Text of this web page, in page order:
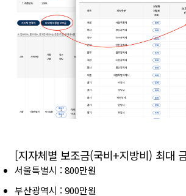
[지자체별 보조금(국비+지방비) 최대
서울특별시 : 800만원
부산광역시 : 900만원